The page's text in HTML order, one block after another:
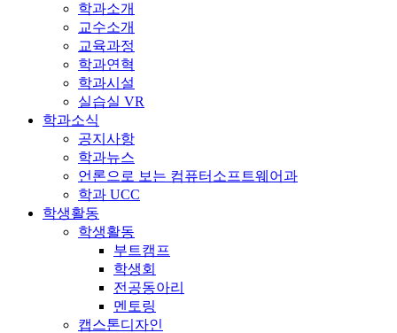
학과소개
교수소개
교육과정
학과연혁
학과시설
실습실 VR
학과소식
공지사항
학과뉴스
언론으로 보는 컴퓨터소프트웨어과
학과 UCC
학생활동
학생활동
부트캠프
학생회
전공동아리
멘토링
캡스톤디자인